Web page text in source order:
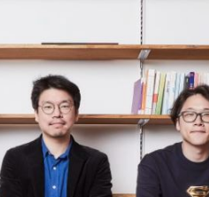
Year
Year
2026
2025
2024
2023